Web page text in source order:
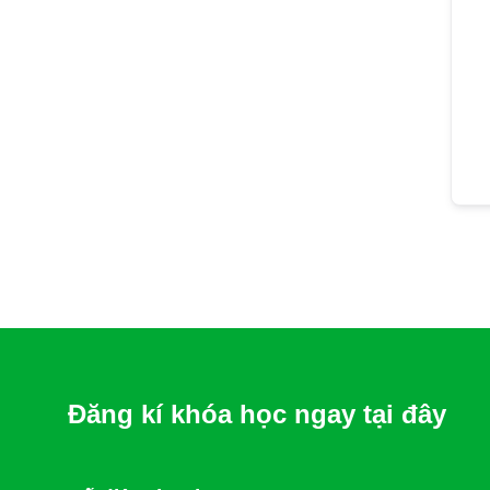
Đăng kí khóa học ngay tại đây